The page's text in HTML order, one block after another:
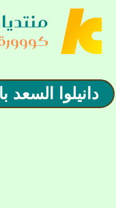
دانيلوا